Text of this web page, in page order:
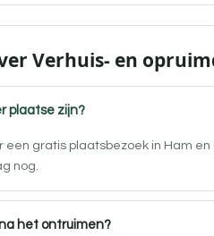
Verhuis- en
plaatse zijn?
een gratis plaatsbezoek in Ham en
nog.
het ontruimen?